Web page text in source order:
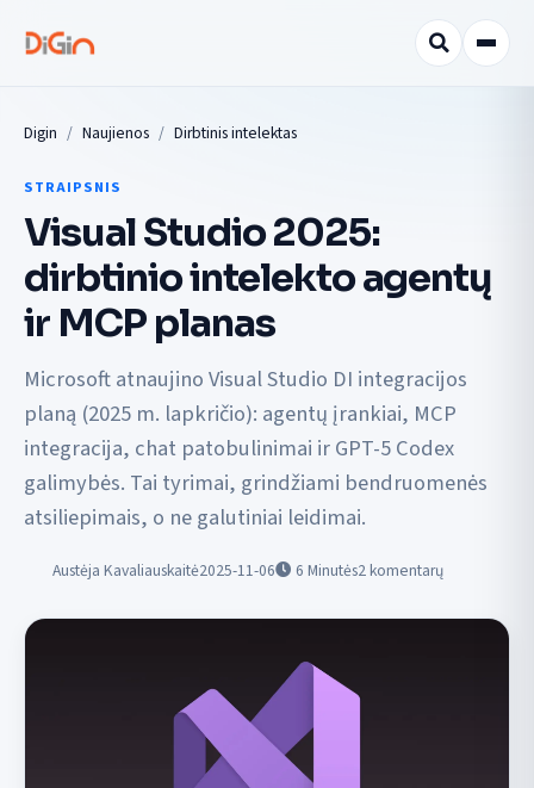
Digin Naujienos Dirbtinis intelektas
STRAIPSNIS
Visual Studio 2025:
dirbtinio intelekto agentų
ir MCP planas
Microsoft atnaujino Visual Studio DI integracijos
planą (2025 m. lapkričio): agentų įrankiai, MCP
integracija, chat patobulinimai ir GPT-5 Codex
galimybės. Tai tyrimai, grindžiami bendruomenės
atsiliepimais, o ne galutiniai leidimai.
Austėja Kavaliauskaitė2025-11-06 6 Minutės2 komentarų